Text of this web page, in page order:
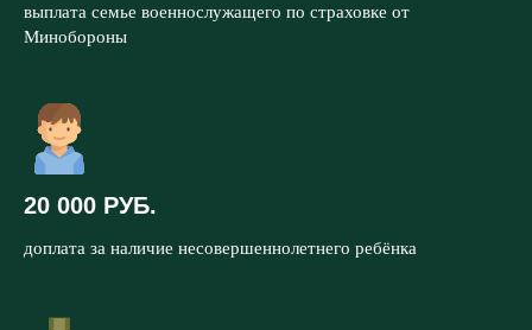
выплата семье военнослужащего по страховке от
Минобороны
20 000 РУБ.
доплата за наличие несовершеннолетнего ребёнка